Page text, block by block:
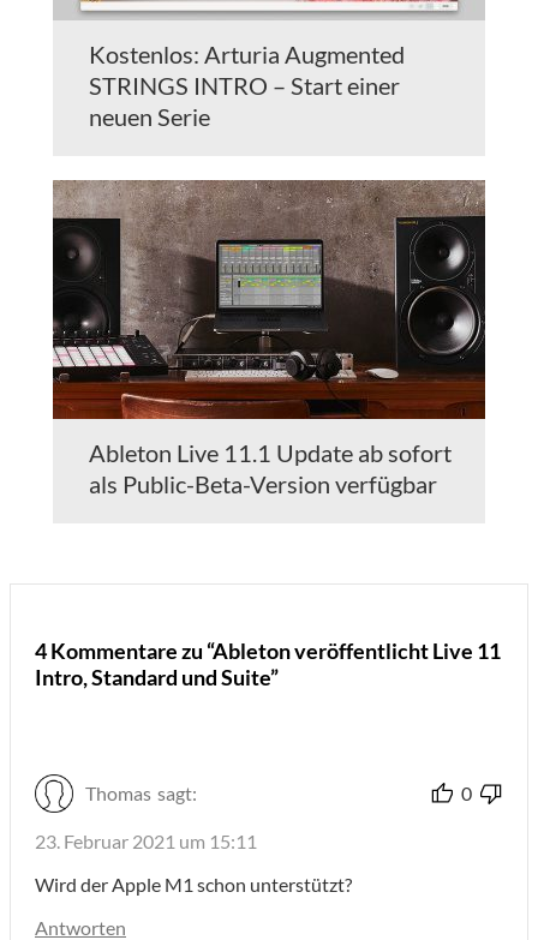
Kostenlos: Arturia Augmented
STRINGS INTRO – Start einer
neuen Serie
Ableton Live 11.1 Update ab sofort
als Public-Beta-Version verfügbar
4 Kommentare zu “Ableton veröffentlicht Live 11
Intro, Standard und Suite”
Thomas sagt: 0
23. Februar 2021 um 15:11
Wird der Apple M1 schon unterstützt?
Antworten